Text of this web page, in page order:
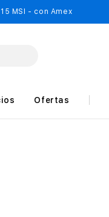
MSI - con Amex
Ofertas